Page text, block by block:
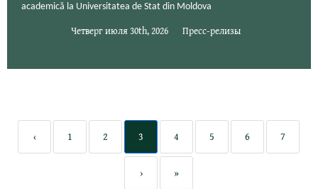
academică la Universitatea de Stat din Moldova
Четверг июля 30th, 2026 Пресс-релизы
‹ 1 2 3 4 5 6 7
› »